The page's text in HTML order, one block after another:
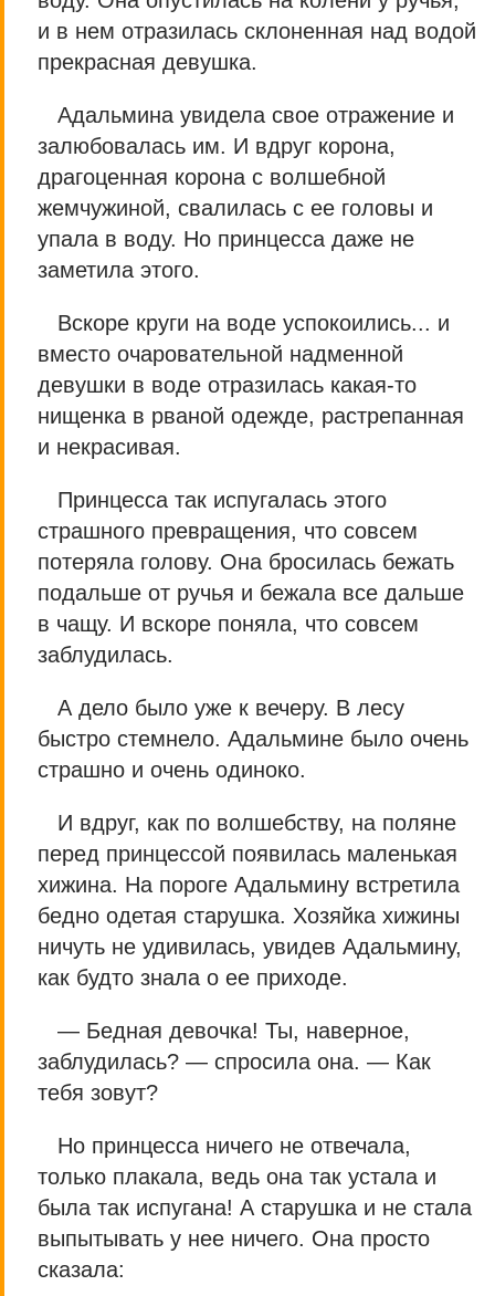
и в нем отразилась склоненная над водой
прекрасная девушка.
Адальмина увидела свое отражение и
залюбовалась им. И вдруг корона,
драгоценная корона с волшебной
жемчужиной, свалилась с ее головы и
упала в воду. Но принцесса даже не
заметила этого.
Вскоре круги на воде успокоились... и
вместо очаровательной надменной
девушки в воде отразилась какая-то
нищенка в рваной одежде, растрепанная
и некрасивая.
Принцесса так испугалась этого
страшного превращения, что совсем
потеряла голову. Она бросилась бежать
подальше от ручья и бежала все дальше
в чащу. И вскоре поняла, что совсем
заблудилась.
А дело было уже к вечеру. В лесу
быстро стемнело. Адальмине было очень
страшно и очень одиноко.
И вдруг, как по волшебству, на поляне
перед принцессой появилась маленькая
хижина. На пороге Адальмину встретила
бедно одетая старушка. Хозяйка хижины
ничуть не удивилась, увидев Адальмину,
как будто знала о ее приходе.
— Бедная девочка! Ты, наверное,
заблудилась? — спросила она. — Как
тебя зовут?
Но принцесса ничего не отвечала,
только плакала, ведь она так устала и
была так испугана! А старушка и не стала
выпытывать у нее ничего. Она просто
сказала: